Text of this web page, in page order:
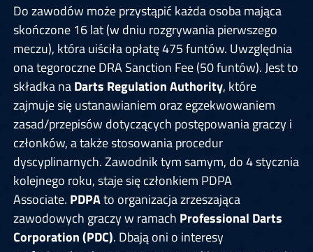
Do zawodów może przystąpić każda osoba mająca
skończone 16 lat (w dniu rozgrywania pierwszego
meczu), która uiściła opłatę 475 funtów. Uwzględnia
ona tegoroczne DRA Sanction Fee (50 funtów). Jest to
składka naDarts Regulation Authority, które
zajmuje się ustanawianiem oraz egzekwowaniem
zasad/przepisów dotyczących postępowania graczy i
członków, a także stosowania procedur
dyscyplinarnych. Zawodnik tym samym, do 4 stycznia
kolejnego roku, staje się członkiem PDPA
Associate. PDPAto organizacja zrzeszająca
zawodowych graczy w ramach Professional Darts
Corporation (PDC). Dbają oni o interesy